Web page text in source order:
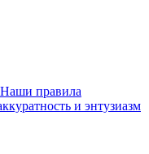
Наши правила
и энтузиазм